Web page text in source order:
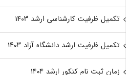
تکمیل ظرفیت کارشناسی ارشد ۱۴۰۳
تکمیل ظرفیت ارشد دانشگاه آزاد ۱۴۰۳
زمان ثبت نام کنکور ارشد ۱۴۰۴